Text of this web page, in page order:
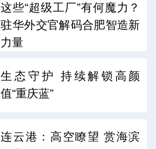
这些“超级工厂”有何魔力？
驻华外交官解码合肥智造新
力量
生态守护 持续解锁高颜
值“重庆蓝”
连云港：高空瞭望 赏海滨